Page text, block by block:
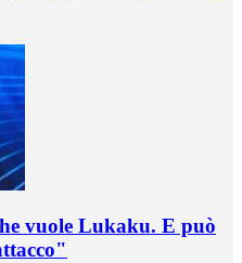
vuole Lukaku. E può